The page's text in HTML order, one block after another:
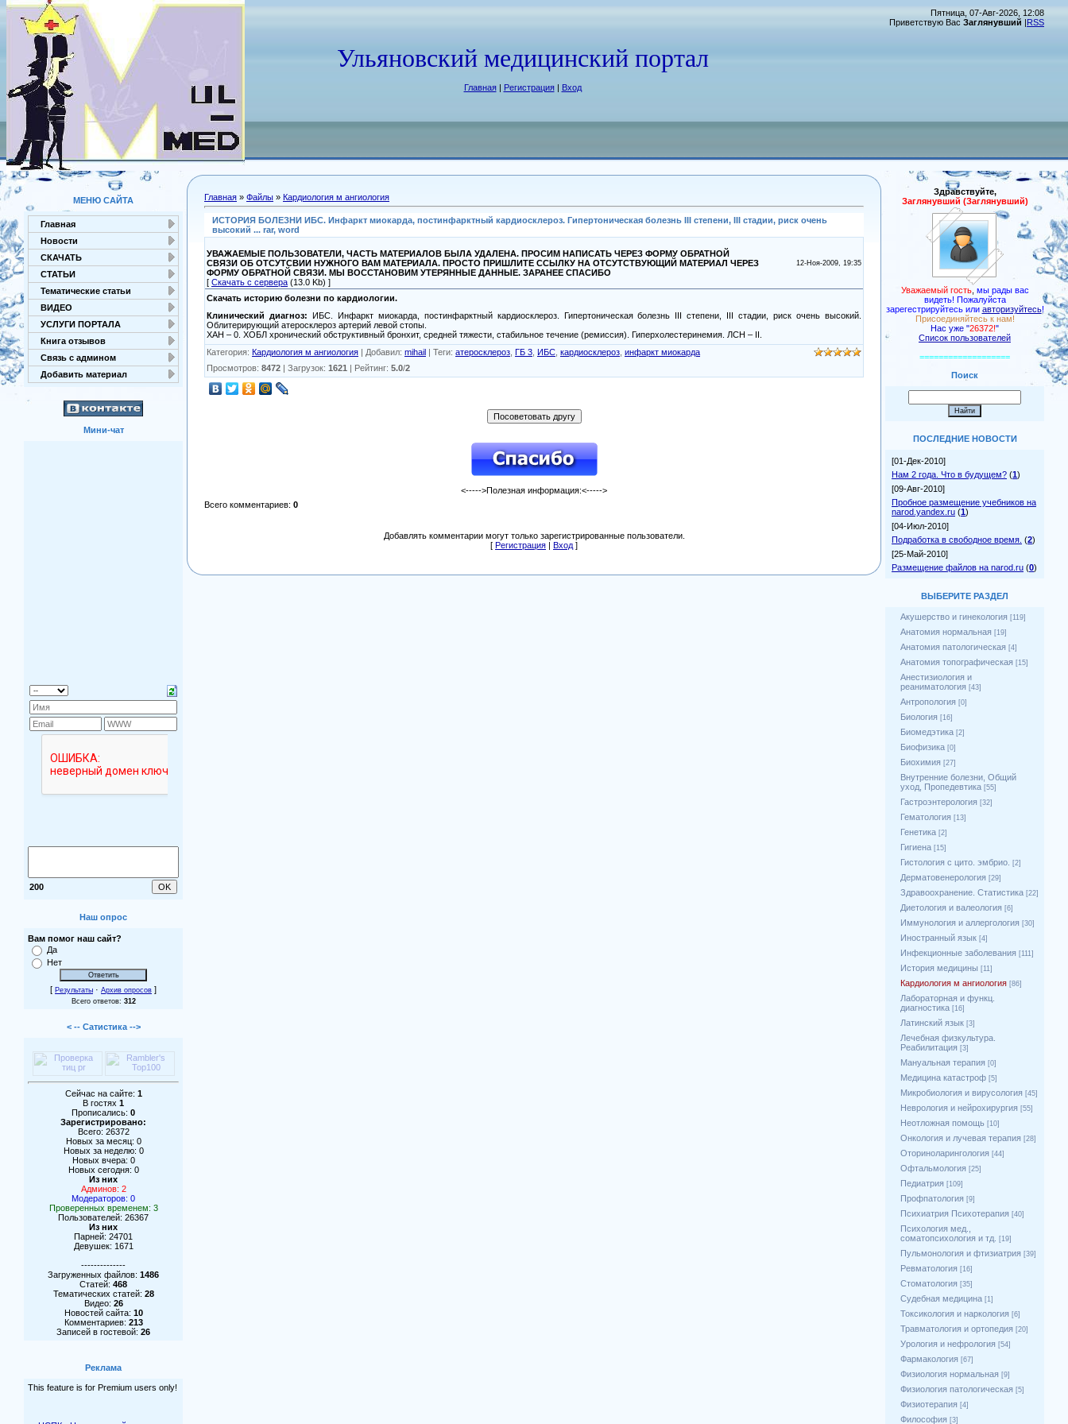
Ульяновский медицинский портал
Главная| Регистрация| Вход
Пятница, 07-Авг-2026, 12:08
Приветствую Вас Заглянувший |RSS
МЕНЮ САЙТА
Главная
Новости
СКАЧАТЬ
СТАТЬИ
Тематические статьи
ВИДЕО
УСЛУГИ ПОРТАЛА
Книга отзывов
Связь с админом
Добавить материал
Мини-чат
200
Наш опрос
Вам помог наш сайт?
Да
Нет
[ Результаты · Архив опросов ]
Всего ответов: 312
< -- Сатистика -->
Сейчас на сайте: 1
В гостях 1
Прописались: 0
Зарегистрировано:
Всего: 26372
Новых за месяц: 0
Новых за неделю: 0
Новых вчера: 0
Новых сегодня: 0
Из них
Админов: 2
Модераторов: 0
Проверенных временем: 3
Пользователей: 26367
Из них
Парней: 24701
Девушек: 1671
--------------
Загруженных файлов: 1486
Статей: 468
Тематических статей: 28
Видео: 26
Новостей сайта: 10
Комментариев: 213
Записей в гостевой: 26
Реклама
This feature is for Premium users only!
Главная » Файлы » Кардиология м ангиология
ИСТОРИЯ БОЛЕЗНИ ИБС. Инфаркт миокарда, постинфарктный кардиосклероз. Гипертоническая болезнь III степени, III стадии, риск очень
высокий ... rar, word
УВАЖАЕМЫЕ ПОЛЬЗОВАТЕЛИ, ЧАСТЬ МАТЕРИАЛОВ БЫЛА УДАЛЕНА. ПРОСИМ НАПИСАТЬ ЧЕРЕЗ ФОРМУ ОБРАТНОЙ
СВЯЗИ ОБ ОТСУТСВИИ НУЖНОГО ВАМ МАТЕРИАЛА. ПРОСТО ПРИШЛИТЕ ССЫЛКУ НА ОТСУТСТВУЮЩИЙ МАТЕРИАЛ ЧЕРЕЗ
ФОРМУ ОБРАТНОЙ СВЯЗИ. МЫ ВОССТАНОВИМ УТЕРЯННЫЕ ДАННЫЕ. ЗАРАНЕЕ СПАСИБО
[ Скачать с сервера (13.0 Kb) ]
12-Ноя-2009, 19:35
Скачать историю болезни по кардиологии.
Клинический диагноз: ИБС. Инфаркт миокарда, постинфарктный кардиосклероз. Гипертоническая болезнь III степени, III стадии, риск очень высокий.
Облитерирующий атеросклероз артерий левой стопы.
ХАН – 0. ХОБЛ хронический обструктивный бронхит, средней тяжести, стабильное течение (ремиссия). Гиперхолестеринемия. ЛСН – II.
Категория: Кардиология м ангиология | Добавил: mihail | Теги: атеросклероз ГБ 3 ИБС кардиосклероз инфаркт миокарда
Просмотров: 8472 | Загрузок: 1621 | Рейтинг: 5.0/2
<----->Полезная информация:<----->
Всего комментариев: 0
Добавлять комментарии могут только зарегистрированные пользователи.
[ Регистрация | Вход ]
Здравствуйте,
Заглянувший (Заглянувший)
Уважаемый гость, мы рады вас
видеть! Пожалуйста
зарегестрируйтесь или авторизуйтесь!
Присоединяйтесь к нам!
Нас уже "26372!"
Список пользователей
===================
Поиск
ПОСЛЕДНИЕ НОВОСТИ
[01-Дек-2010]
Нам 2 года. Что в будущем? (1)
[09-Авг-2010]
Пробное размещение учебников на
narod.yandex.ru (1)
[04-Июл-2010]
Подработка в свободное время. (2)
[25-Май-2010]
Размещение файлов на narod.ru (0)
ВЫБЕРИТЕ РАЗДЕЛ
Акушерство и гинекология [119]
Анатомия нормальная [19]
Анатомия патологическая [4]
Анатомия топографическая [15]
Анестизиология и
реаниматология [43]
Антропология [0]
Биология [16]
Биомедэтика [2]
Биофизика [0]
Биохимия [27]
Внутренние болезни, Общий
уход, Пропедевтика [55]
Гастроэнтерология [32]
Гематология [13]
Генетика [2]
Гигиена [15]
Гистология с цито. эмбрио. [2]
Дерматовенерология [29]
Здравоохранение. Статистика [22]
Диетология и валеология [6]
Иммунология и аллергология [30]
Иностранный язык [4]
Инфекционные заболевания [111]
История медицины [11]
Кардиология м ангиология [86]
Лабораторная и функц.
диагностика [16]
Латинский язык [3]
Лечебная физкультура.
Реабилитация [3]
Мануальная терапия [0]
Медицина катастроф [5]
Микробиология и вирусология [45]
Неврология и нейрохирургия [55]
Неотложная помощь [10]
Онкология и лучевая терапия [28]
Оториноларингология [44]
Офтальмология [25]
Педиатрия [109]
Профпатология [9]
Психиатрия Психотерапия [40]
Психология мед.,
соматопсихология и тд.
[19]
Пульмонология и фтизиатрия [39]
Ревматология [16]
Стоматология [35]
Судебная медицина [1]
Токсикология и наркология [6]
Травматология и ортопедия [20]
Урология и нефрология [54]
Фармакология [67]
Физиология нормальная [9]
Физиология патологическая [5]
Физиотерапия [4]
Философия [3]